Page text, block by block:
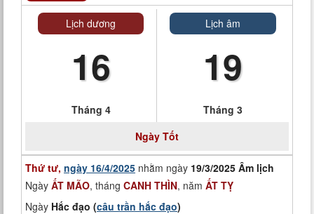
Lịch dương
16
Tháng 4
Lịch âm
19
Tháng 3
Ngày Tốt
Thứ tư, ngày 16/4/2025 nhằm ngày 19/3/2025 Âm lịch
Ngày ẤT MÃO, tháng CANH THÌN, năm ẤT TỴ
Ngày Hắc đạo (câu trần hắc đạo)